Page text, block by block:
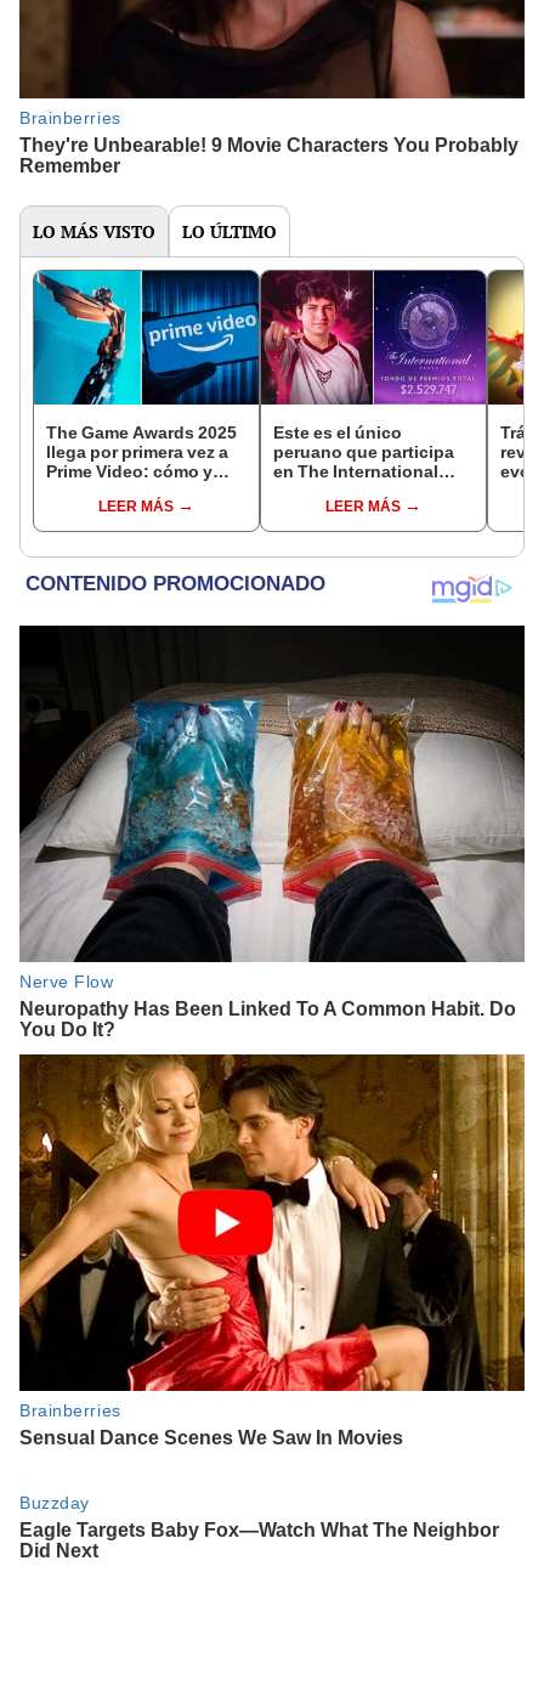
LO MÁS VISTO LO ÚLTIMO
The Game Awards 2025
llega por primera vez a
Prime Video: cómo y
LEER MÁS
Este es el único
peruano que participa
en The International
equipo Heroic
LEER MÁS